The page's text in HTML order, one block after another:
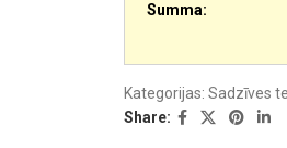
Summa:
Kategorijas: Sadzīves
Share: